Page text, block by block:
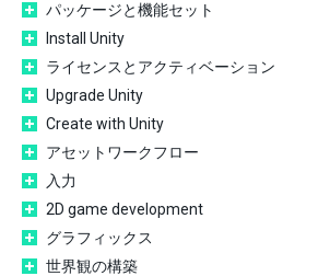
パッケージと機能セット
Install Unity
ライセンスとアクティベーション
Upgrade Unity
Create with Unity
アセットワークフロー
入力
2D game development
グラフィックス
世界観の構築